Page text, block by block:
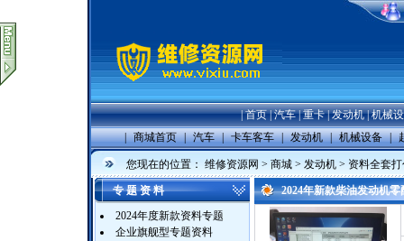
|首页|汽车|重卡|发动机|机械
| 商城首页 | 汽车 | 卡车客车 | 发动机 | 机械设备 |
您现在的位置： 维修资源网 > 商城 > 发动机 > 资料全套
专 题 资 料
2024年度新款资料专题
企业旗舰型专题资料
2024年新款柴油发动机